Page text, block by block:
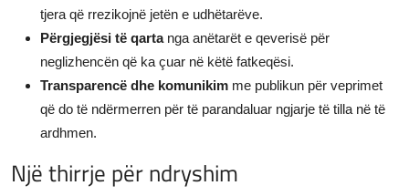
tjera që rrezikojnë jetën e udhëtarëve.
Përgjegjësi të qartanga anëtarët e qeverisë për
neglizhencën që ka çuar në këtë fatkeqësi.
Transparencë dhe komunikim me publikun për veprimet
që do të ndërmerren për të parandaluar ngjarje të tilla në të
ardhmen.
Një thirrje për ndryshim